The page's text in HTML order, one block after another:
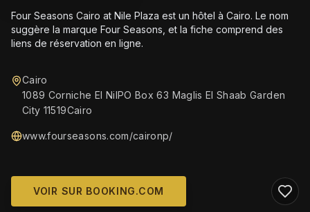
Four Seasons Cairo at Nile Plaza est un hôtel à Cairo. Le nom
suggère la marque Four Seasons, et la fiche comprend des
liens de réservation en ligne.
Cairo
1089 Corniche El NilPO Box 63 Maglis El Shaab Garden
City 11519Cairo
www.fourseasons.com/caironp/
VOIR SUR BOOKING.COM